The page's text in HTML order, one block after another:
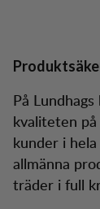
På
kvaliteten
kunder i
allmänna
träder i full